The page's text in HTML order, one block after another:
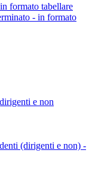
formato tabellare
- in formato
e non
(dirigenti e non) -